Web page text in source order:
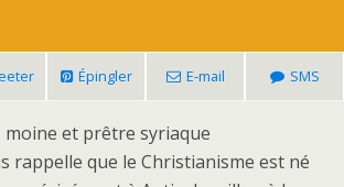
Épingler E-mail SMS
moine et prêtre syriaque
rappelle que le Christianisme est né